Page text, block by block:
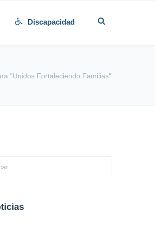
Discapacidad
"Unidos Fortaleciendo Familias"